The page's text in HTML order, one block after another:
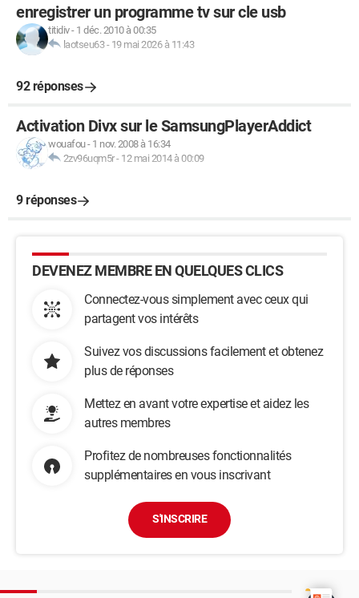
enregistrer un programme tv sur cle usb
titidiv- 1 déc. 2010 à 00:35
laotseu63- 19 mai 2026 à 11:43
92 réponses
Activation Divx sur le SamsungPlayerAddict
wouafou- 1 nov. 2008 à 16:34
2zv96uqm5r- 12 mai 2014 à 00:09
9 réponses
DEVENEZ MEMBRE EN QUELQUES CLICS
Connectez-vous simplement avec ceux qui
partagent vos intérêts
Suivez vos discussions facilement et obtenez
plus de réponses
Mettez en avant votre expertise et aidez les
autres membres
Profitez de nombreuses fonctionnalités
supplémentaires en vous inscrivant
S'INSCRIRE